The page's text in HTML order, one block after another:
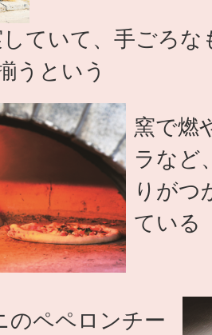
ていて、手ごろ
うという
窯で燃
ラなど
りがつ
ている
のペペロンチー